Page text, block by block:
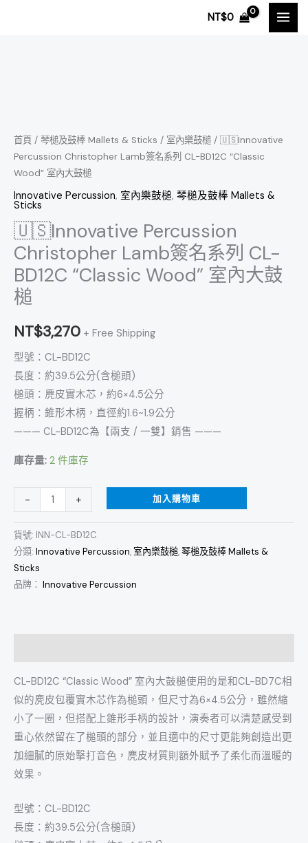
NT$0
首頁 / 琴槌及鼓棒 Mallets & Sticks / 室內樂鼓槌 / 🇺🇸Innovative
Percussion Christopher Lamb簽名系列 CL-BD12C “Classic
Wood” 室內大鼓槌
Innovative Percussion, 室內樂鼓槌, 琴槌及鼓棒 Mallets &
Sticks
🇺🇸Innovative Percussion
Christopher Lamb簽名系列 CL-
BD12C “Classic Wood” 室內大鼓
槌
NT$3,270 + Free Shipping
型號：CL-BD12C
長度：約39.5公分(含槌頭)
槌頭：麂皮實木芯，約6×4.5公分
握柄：錐形木柄，直徑約1.6~1.9公分
——— CL-BD12C為【兩支 / 一雙】銷售 ———
庫存量: 2 件庫存
-
Christopher
Lamb
簽
名
列
CL-
BD12C
"Classic
Wood"
室
大
鼓
槌
數
量
+ 加入購物車
貨號: INN-CL-BD12C
分類: Innovative Percussion,室內樂鼓槌,琴槌及鼓棒 Mallets &
Sticks
品牌： Innovative Percussion
CL-BD12C “Classic Wood” 室內大鼓槌使用的是和CL-BD7C相
似的麂皮包覆實木芯作為槌頭，但尺寸為6×4.5公分，雖然縮
小了一圈，但搭配上錐形手柄的設計，演奏者可以清楚感受到
重心依然留在了槌頭的部分，並且適中的尺寸更能夠創造出更
加細膩的原始擊打音色，麂皮材質則額外賦予了柔化而溫暖的
效果。
型號：CL-BD12C
長度：約39.5公分(含槌頭)